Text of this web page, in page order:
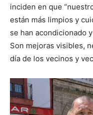
inciden en que
están más limpios y
se han acondicionado
Son mejoras visibles,
día de los vecinos y